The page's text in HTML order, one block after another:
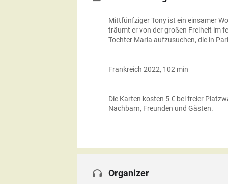
Mittfünfziger Tony ist ein einsamer
träumt er von der großen Freiheit im
Tochter Maria aufzusuchen, die in
Frankreich 2022, 102 min
Die Karten kosten 5 € bei freier
Nachbarn, Freunden und Gästen.
Organizer